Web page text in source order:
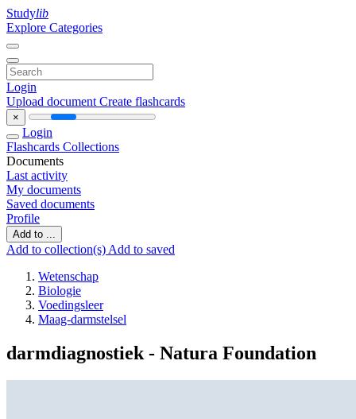
Studylib
Explore Categories
Login
Upload document Create flashcards
×
Login
Flashcards Collections
Documents
Last activity
My documents
Saved documents
Profile
Add to ...
Add to collection(s) Add to saved
Wetenschap
Biologie
Voedingsleer
Maag-darmstelsel
darmdiagnostiek - Natura Foundation